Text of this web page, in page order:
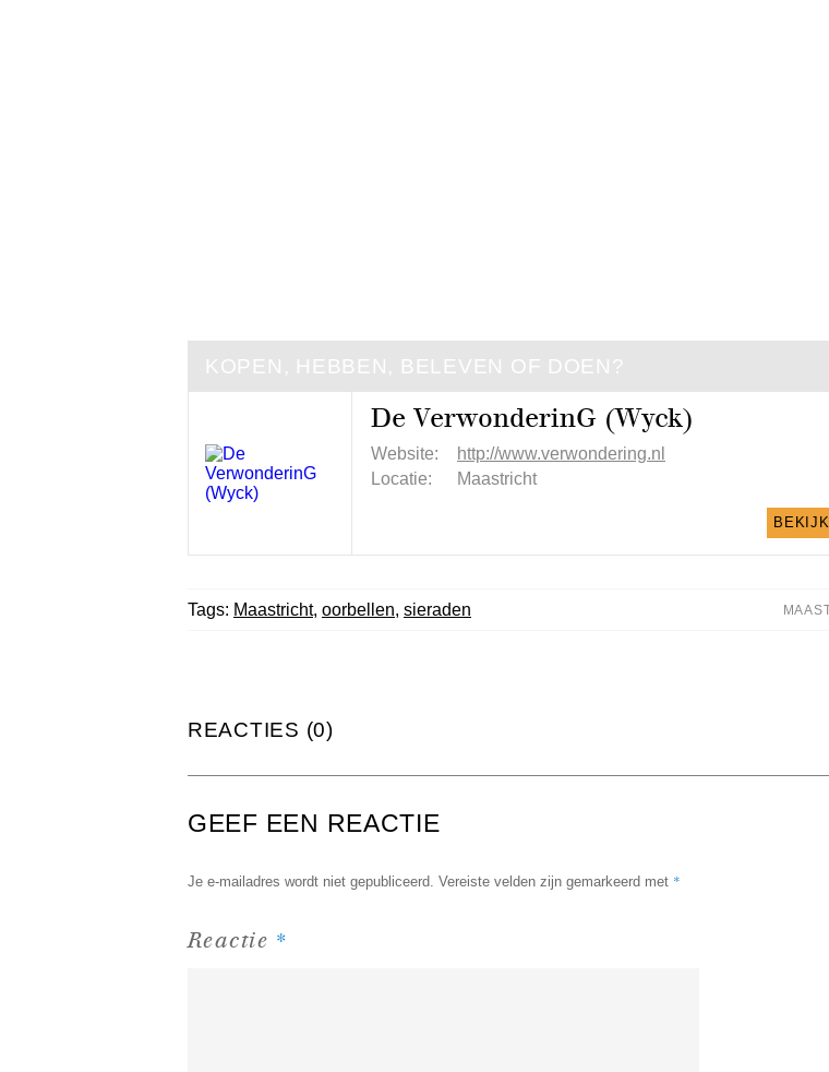
KOPEN, HEBBEN, BELEVEN OF DOEN?
De VerwonderinG (Wyck)
Website:
http://www.verwondering.nl
Locatie:
Maastricht
Tags: Maastricht, oorbellen, sieraden
REACTIES (0)
GEEF EEN REACTIE
Je e-mailadres wordt niet gepubliceerd. Vereiste velden zijn gemarkeerd met *
Reactie *